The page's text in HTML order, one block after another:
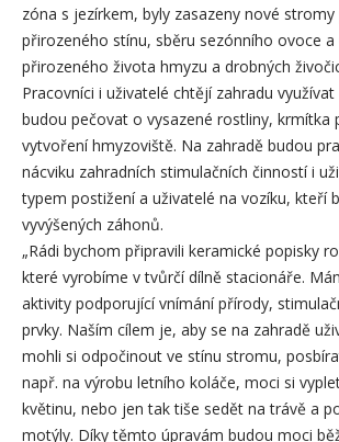
zóna s jezírkem, byly zasazeny nové
přirozeného stínu, sběru sezónního ovoce a
přirozeného života hmyzu a drobných
Pracovníci i uživatelé chtějí zahradu
budou pečovat o vysazené rostliny, krmítka
vytvoření hmyzoviště. Na zahradě budou
nácviku zahradních stimulačních činností i
typem postižení a uživatelé na vozíku, kteří
vyvýšených záhonů.
„Rádi bychom připravili keramické popisky
které vyrobíme v tvůrčí dílně stacionáře.
aktivity podporující vnímání přírody,
prvky. Naším cílem je, aby se na zahradě
mohli si odpočinout ve stínu stromu,
např. na výrobu letního koláče, moci si
květinu, nebo jen tak tiše sedět na trávě a
motýly. Díky těmto úpravám budou moci